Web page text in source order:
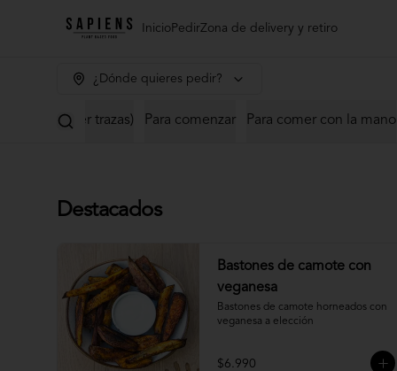
InicioPedirZona de delivery y retiro
¿Dónde quieres pedir?
contener trazas) Para comenzar Para comer con la mano
Destacados
Bastones de camote con
veganesa
Bastones de camote horneados con
veganesa a elección
$6.990